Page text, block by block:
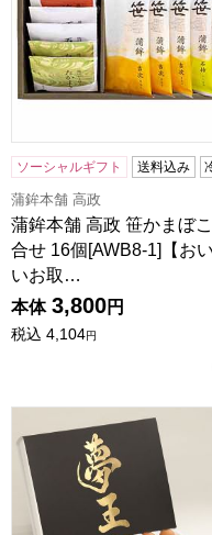
ソーシャルギフト 送料込み
蒲鉾本舗 高政
蒲鉾本舗 高政 笹かまぼ
合せ 16個[AWB8-1]【お
いお取…
本体 3,800円
税込 4,104円
兵庫 藤橋商店 夢王 30個